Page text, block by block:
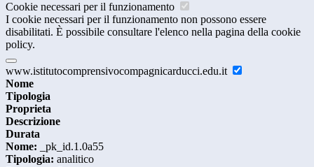
Cookie necessari per il funzionamento
I cookie necessari per il funzionamento non possono essere
disabilitati. È possibile consultare l'elenco nella pagina della cookie
policy.
www.istitutocomprensivocompagnicarducci.edu.it
Nome
Tipologia
Proprieta
Descrizione
Durata
Nome: _pk_id.1.0a55
Tipologia: analitico